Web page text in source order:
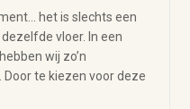
het is slechts een
vloer. In een
wij zo’n
te kiezen voor deze